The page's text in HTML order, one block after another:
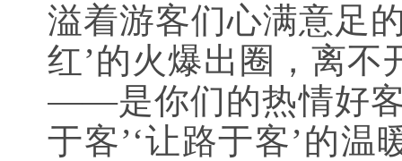
溢着游客们心满意足
红’的火爆出圈，离
——是你们的热情好客
于客’‘让路于客’的